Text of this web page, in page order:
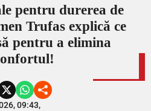
pentru durerea de
Trufas explică ce
pentru a elimina
09:43,